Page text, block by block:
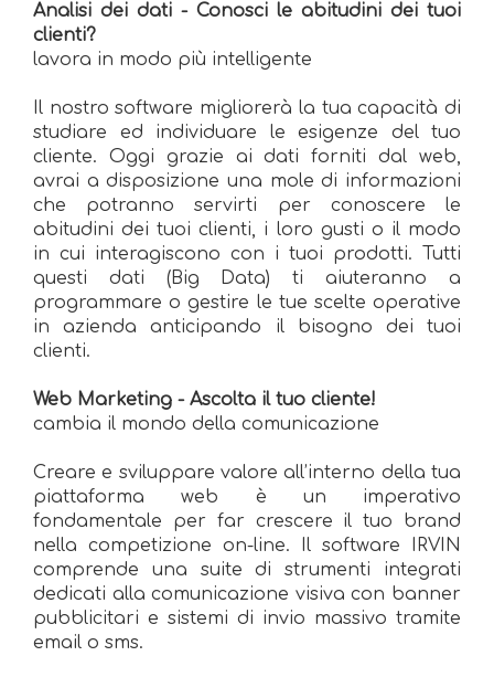
Analisi dei dati - Conosci le abitudini dei tuoi
clienti?
lavora in modo più intelligente
Il nostro software migliorerà la tua capacità di
studiare ed individuare le esigenze del tuo
cliente. Oggi grazie ai dati forniti dal web,
avrai a disposizione una mole di informazioni
che potranno servirti per conoscere le
abitudini dei tuoi clienti, i loro gusti o il modo
in cui interagiscono con i tuoi prodotti. Tutti
questi dati (Big Data) ti aiuteranno a
programmare o gestire le tue scelte operative
in azienda anticipando il bisogno dei tuoi
clienti.
Web Marketing - Ascolta il tuo cliente!
cambia il mondo della comunicazione
Creare e sviluppare valore all’interno della tua
piattaforma web è un imperativo
fondamentale per far crescere il tuo brand
nella competizione on-line. Il software IRVIN
comprende una suite di strumenti integrati
dedicati alla comunicazione visiva con banner
pubblicitari e sistemi di invio massivo tramite
email o sms.